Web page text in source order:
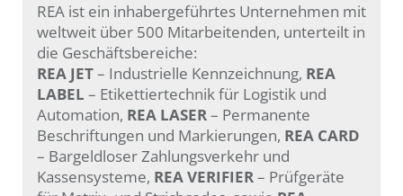
REA ist ein inhabergeführtes Unternehmen mit
weltweit über 500 Mitarbeitenden, unterteilt in
die Geschäftsbereiche:
REA JET– Industrielle Kennzeichnung, REA
LABEL – Etikettiertechnik für Logistik und
Automation, REA LASER– Permanente
Beschriftungen und Markierungen, REA CARD
– Bargeldloser Zahlungsverkehr und
Kassensysteme, REA VERIFIER– Prüfgeräte